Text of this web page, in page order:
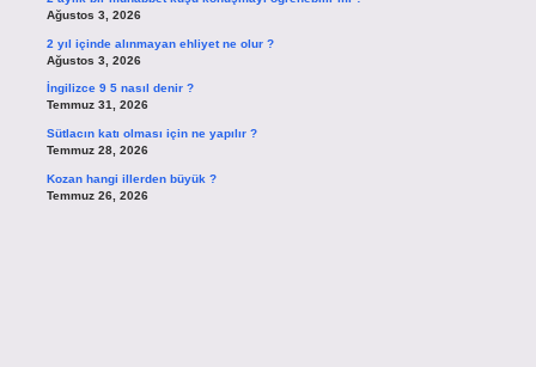
Ağustos 3, 2026
2 yıl içinde alınmayan ehliyet ne olur ?
Ağustos 3, 2026
İngilizce 9 5 nasıl denir ?
Temmuz 31, 2026
Sütlacın katı olması için ne yapılır ?
Temmuz 28, 2026
Kozan hangi illerden büyük ?
Temmuz 26, 2026